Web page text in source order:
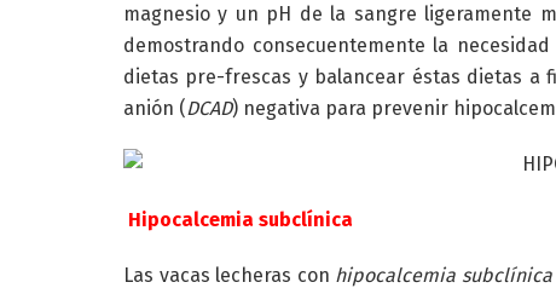
magnesio y un pH de la sangre ligeramente
demostrando consecuentemente la
dietas pre-frescas y balancear éstas dietas
anión (DCAD) negativa para prevenir
Hipocalcemia subclínica
Las vacas lecheras con hipocalcemia subclínica